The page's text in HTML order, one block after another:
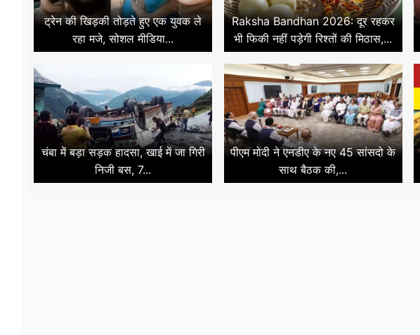
ट्रेन की खिड़की तोड़ते हुए एक युवक ले
रहा मजे, सोशल मीडिया...
Raksha Bandhan 2026: दूर रहकर
भी फिकी नहीं पड़ेगी रिश्तों की मिठास,...
चंबा में बड़ा सड़क हादसा, खाई में जा गिरी
निजी बस, 7...
पीएम मोदी ने एनडीए के नए 45 सांसदो के
साथ बैठक की,...